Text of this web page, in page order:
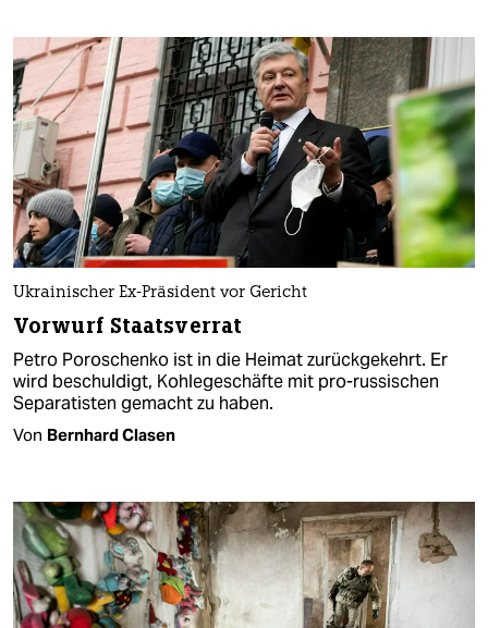
Ukrainischer Ex-Präsident vor Gericht
Vorwurf Staatsverrat
Petro Poroschenko ist in die Heimat zurückgekehrt. Er
wird beschuldigt, Kohlegeschäfte mit pro-russischen
Separatisten gemacht zu haben.
Von Bernhard Clasen